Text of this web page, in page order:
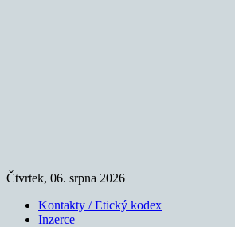
Čtvrtek, 06. srpna 2026
Kontakty / Etický kodex
Inzerce